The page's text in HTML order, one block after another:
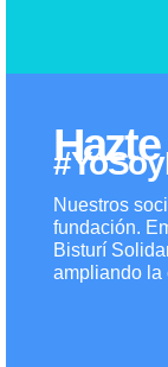
Nuestros
fundación.
Bisturí
ampliando la